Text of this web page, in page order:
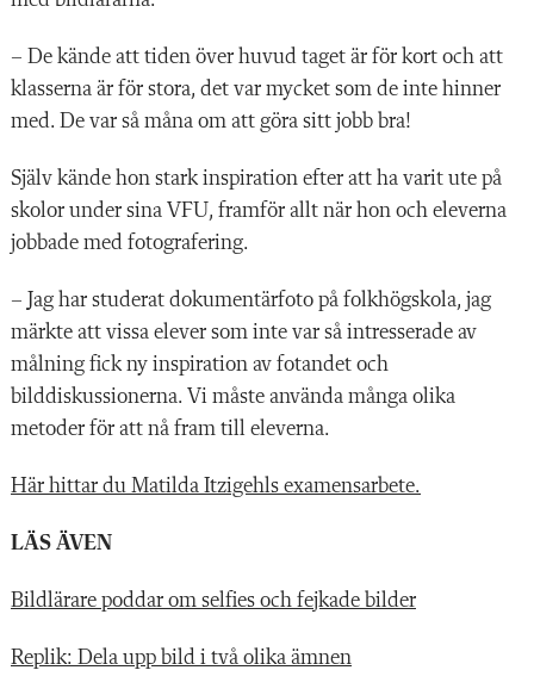
– De kände att tiden över huvud taget är för kort och att
klasserna är för stora, det var mycket som de inte hinner
med. De var så måna om att göra sitt jobb bra!
Själv kände hon stark inspiration efter att ha varit ute på
skolor under sina VFU, framför allt när hon och eleverna
jobbade med fotografering.
– Jag har studerat dokumentärfoto på folkhögskola, jag
märkte att vissa elever som inte var så intresserade av
målning fick ny inspiration av fotandet och
bilddiskussionerna. Vi måste använda många olika
metoder för att nå fram till eleverna.
Här hittar du Matilda Itzigehls examensarbete.
LÄS ÄVEN
Bildlärare poddar om selfies och fejkade bilder
Replik: Dela upp bild i två olika ämnen